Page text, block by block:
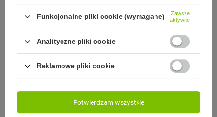
Najniższa cena produktu w okresie 30 dni
przed wprowadzeniem obniżki:
producenta
Funkcjonalne pliki cookie (wymagane)
Zawsze
aktywne
Analityczne pliki cookie
Reklamowe pliki cookie
Potwierdzam wszystkie